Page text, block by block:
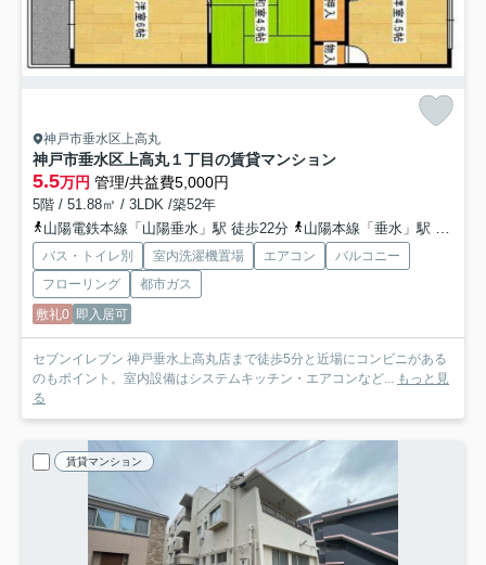
神戸市垂水区上高丸
神戸市垂水区上高丸１丁目の賃貸マンション
5.5万円 管理/共益費5,000円
5階 / 51.88㎡ / 3LDK /築52年
山陽電鉄本線「山陽垂水」駅 徒歩22分
山陽本線「垂水」駅 徒歩22分
バス・トイレ別 室内洗濯機置場 エアコン
バルコニー
フローリング
都市ガス
敷礼0 即入居可
セブンイレブン 神戸垂水上高丸店まで徒歩5分と近場にコンビニがある
のもポイント。室内設備はシステムキッチン・エアコンなど...
もっと見
る
賃貸マンション